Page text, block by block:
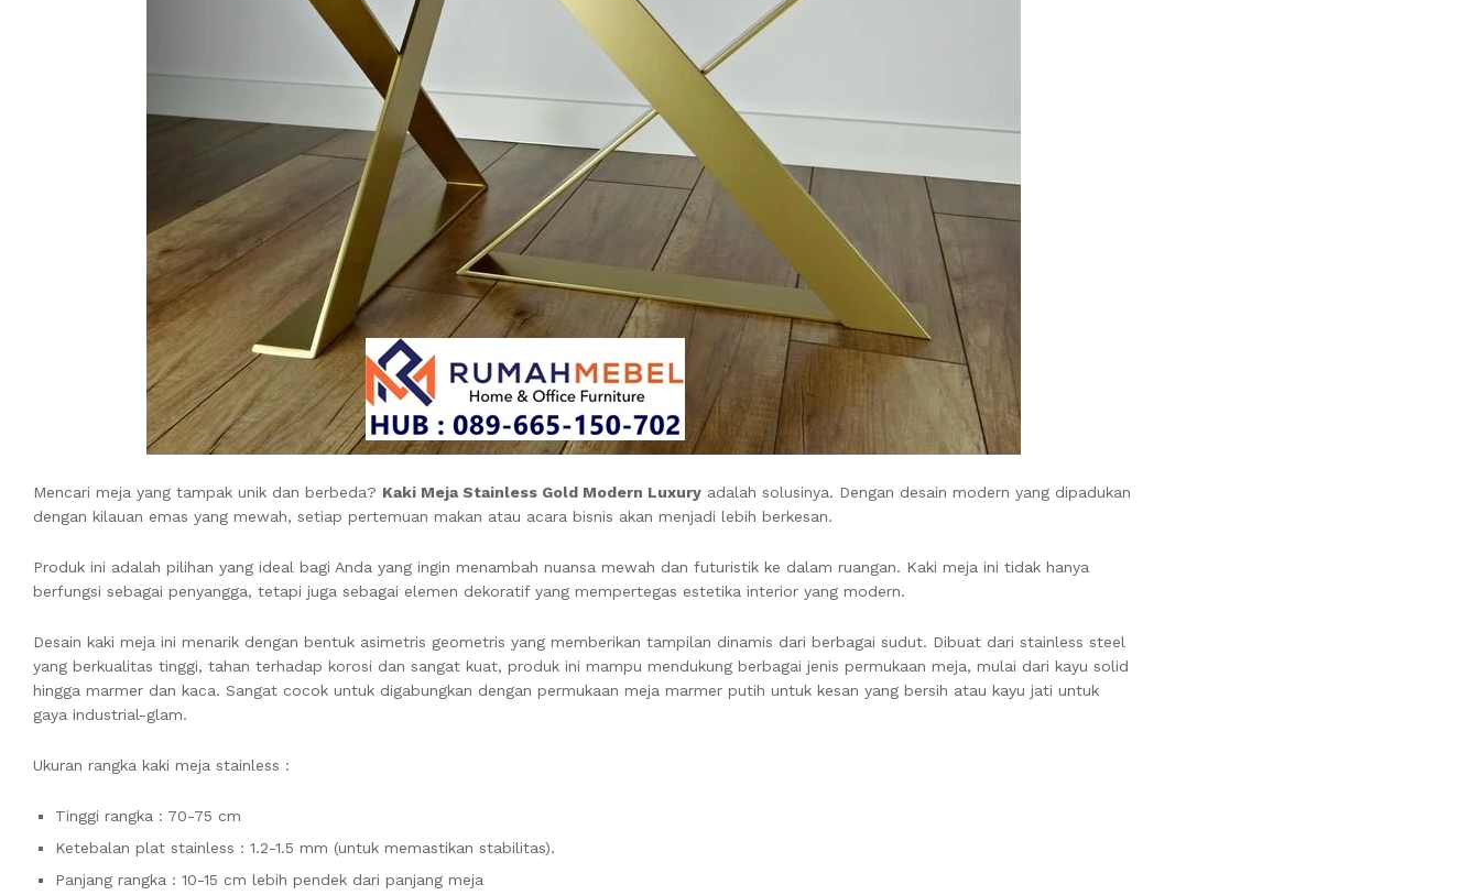
Mencari meja yang tampak unik dan berbeda? Kaki Meja Stainless Gold Modern Luxury adalah solusinya. Dengan desain modern yang dipadukan
dengan kilauan emas yang mewah, setiap pertemuan makan atau acara bisnis akan menjadi lebih berkesan.
Produk ini adalah pilihan yang ideal bagi Anda yang ingin menambah nuansa mewah dan futuristik ke dalam ruangan. Kaki meja ini tidak hanya
berfungsi sebagai penyangga, tetapi juga sebagai elemen dekoratif yang mempertegas estetika interior yang modern.
Desain kaki meja ini menarik dengan bentuk asimetris geometris yang memberikan tampilan dinamis dari berbagai sudut. Dibuat dari stainless steel
yang berkualitas tinggi, tahan terhadap korosi dan sangat kuat, produk ini mampu mendukung berbagai jenis permukaan meja, mulai dari kayu solid
hingga marmer dan kaca. Sangat cocok untuk digabungkan dengan permukaan meja marmer putih untuk kesan yang bersih atau kayu jati untuk
gaya industrial-glam.
Ukuran rangka kaki meja stainless :
Tinggi rangka : 70-75 cm
Ketebalan plat stainless : 1.2-1.5 mm (untuk memastikan stabilitas).
Panjang rangka : 10-15 cm lebih pendek dari panjang meja